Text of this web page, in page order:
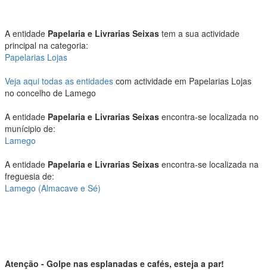
A entidade Papelaria e Livrarias Seixas tem a sua actividade
principal na categoria:
Papelarias Lojas
Veja aqui todas as entidades com actividade em Papelarias Lojas
no concelho de Lamego
A entidade Papelaria e Livrarias Seixas encontra-se localizada no
munícipio de:
Lamego
A entidade Papelaria e Livrarias Seixas encontra-se localizada na
freguesia de:
Lamego (Almacave e Sé)
Atenção - Golpe nas esplanadas e cafés, esteja a par!